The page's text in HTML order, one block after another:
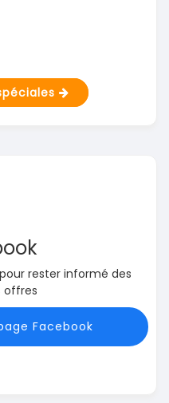
rester informé des
offres
Facebook